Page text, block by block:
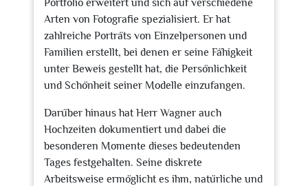
Portfolio erweitert und sich auf verschiedene
Arten von Fotografie spezialisiert. Er hat
zahlreiche Porträts von Einzelpersonen und
Familien erstellt, bei denen er seine Fähigkeit
unter Beweis gestellt hat, die Persönlichkeit
und Schönheit seiner Modelle einzufangen.
Darüber hinaus hat Herr Wagner auch
Hochzeiten dokumentiert und dabei die
besonderen Momente dieses bedeutenden
Tages festgehalten. Seine diskrete
Arbeitsweise ermöglicht es ihm, natürliche und